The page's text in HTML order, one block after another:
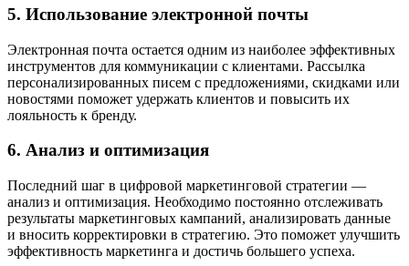
5. Использование электронной почты
Электронная почта остается одним из наиболее эффективных
инструментов для коммуникации с клиентами. Рассылка
персонализированных писем с предложениями, скидками или
новостями поможет удержать клиентов и повысить их
лояльность к бренду.
6. Анализ и оптимизация
Последний шаг в цифровой маркетинговой стратегии —
анализ и оптимизация. Необходимо постоянно отслеживать
результаты маркетинговых кампаний, анализировать данные
и вносить корректировки в стратегию. Это поможет улучшить
эффективность маркетинга и достичь большего успеха.